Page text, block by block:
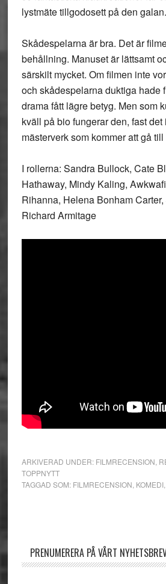
lystmäte tillgodosett på den galan.
Skådespelarna är bra. Det är
behållning. Manuset är lättsamt
särskilt mycket. Om filmen inte
och skådespelarna duktiga hade
drama fått lägre betyg. Men som
kväll på bio fungerar den, fast det
mästerverk som kommer att gå
I rollerna: Sandra Bullock, Cate
Hathaway, Mindy Kaling,
Rihanna, Helena Bonham
Richard Armitage
ARKIVERAD UNDER: FILMRECENSION
TOPPNYTT
TAGGAD SOM: FILMRECENSION KOMEDI,
PRENUMERERA PÅ VÅRT